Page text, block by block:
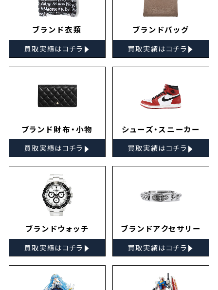
ブランド衣類
買取実績はコチラ ▸
ブランドバッグ
買取実績はコチラ ▸
ブランド財布・小物
買取実績はコチラ ▸
シューズ・スニーカー
買取実績はコチラ ▸
ブランドウォッチ
買取実績はコチラ ▸
ブランドアクセサリー
買取実績はコチラ ▸